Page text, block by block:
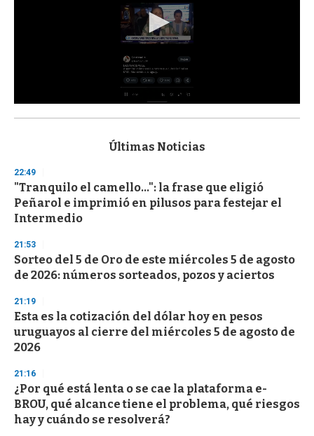
s
d
s
o
f
3
s
e
c
o
d
s
Últimas Noticias
22:49
"Tranquilo el camello...": la frase que eligió
Peñarol e imprimió en pilusos para festejar el
Intermedio
21:53
Sorteo del 5 de Oro de este miércoles 5 de agosto
de 2026: números sorteados, pozos y aciertos
21:19
Esta es la cotización del dólar hoy en pesos
uruguayos al cierre del miércoles 5 de agosto de
2026
21:16
¿Por qué está lenta o se cae la plataforma e-
BROU, qué alcance tiene el problema, qué riesgos
hay y cuándo se resolverá?